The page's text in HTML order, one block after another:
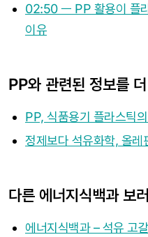
02:50 ㅡ PP 활용이 플
이유
PP와 관련된 정보를
PP, 식품용기 플라스틱
정제보다 석유화학, 올레
다른 에너지식백과 보
에너지식백과 – 석유 고